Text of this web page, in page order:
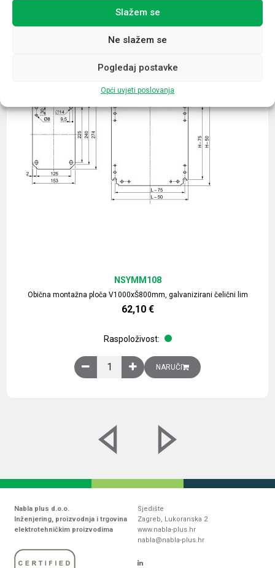
Slažem se
Ne slažem se
Pogledaj postavke
Opći uvjeti poslovanja
Povezani proizvodi
Obična montažna ploča V1000xŠ800mm, galvanizirani čelični lim
NSYMM108
62,10 €
Raspoloživost:
Obična montažna ploča V1000xŠ800mm,
NARUČI
Nabla plus d.o.o.
Inženjering, proizvodnja i trgovina
elektrotehničkim proizvodima
Sjedište
Zagreb, Lukoranska 2
www.nabla-plus.hr
nabla@nabla-plus.hr